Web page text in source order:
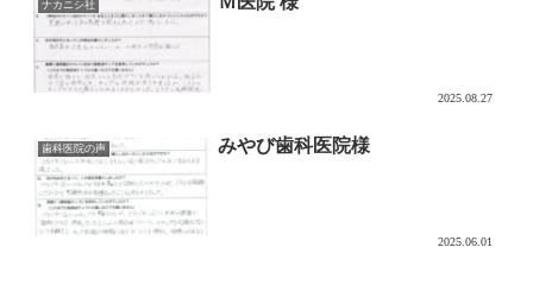
ナカニシ社
2025.08.27
歯科医院の声 みやび歯科医院様
2025.06.01